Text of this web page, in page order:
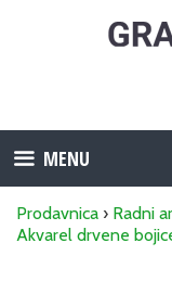
MENU
Prodavnica › Radni
Akvarel drvene